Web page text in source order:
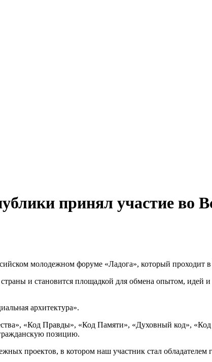
принял участие во
молодежном форуме «Ладога», который проходит
и становится площадкой для обмена опытом, идей
архитектура».
«Код Правды», «Код Памяти», «Духовный код»,
позицию.
проектов, в котором наш участник стал обладателем